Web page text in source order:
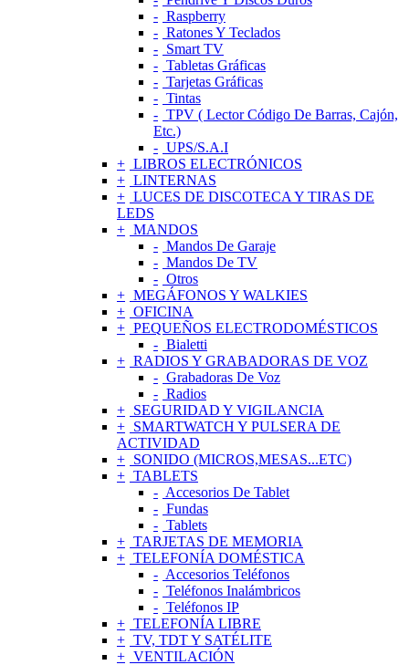
Raspberry
Ratones Y Teclados
Smart TV
Tabletas Gráficas
Tarjetas Gráficas
Tintas
TPV ( Lector Código De Barras, Cajón,
Etc.)
UPS/S.A.I
LIBROS ELECTRÓNICOS
LINTERNAS
LUCES DE DISCOTECA Y TIRAS DE
LEDS
MANDOS
Mandos De Garaje
Mandos De TV
Otros
MEGÁFONOS Y WALKIES
OFICINA
PEQUEÑOS ELECTRODOMÉSTICOS
Bialetti
RADIOS Y GRABADORAS DE VOZ
Grabadoras De Voz
Radios
SEGURIDAD Y VIGILANCIA
SMARTWATCH Y PULSERA DE
ACTIVIDAD
SONIDO (MICROS,MESAS...ETC)
TABLETS
Accesorios De Tablet
Fundas
Tablets
TARJETAS DE MEMORIA
TELEFONÍA DOMÉSTICA
Accesorios Teléfonos
Teléfonos Inalámbricos
Teléfonos IP
TELEFONÍA LIBRE
TV, TDT Y SATÉLITE
VENTILACIÓN